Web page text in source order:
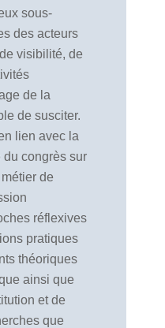
sous-
des acteurs
visibilité, de
de la
de susciter.
lien avec la
congrès sur
de
réflexives
pratiques
théoriques
ainsi que
et de
que